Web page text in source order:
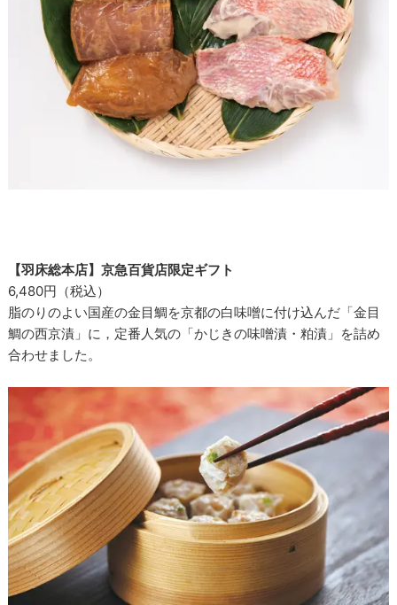
【羽床総本店】京急百貨店限定ギフト
6,480円（税込）
脂のりのよい国産の金目鯛を京都の白味噌に付け込んだ「金目
鯛の西京漬」に，定番人気の「かじきの味噌漬・粕漬」を詰め
合わせました。